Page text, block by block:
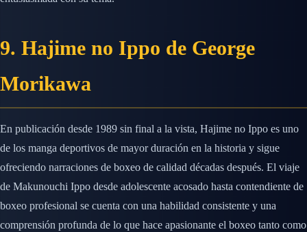
9. Hajime no Ippo de George
Morikawa
En publicación desde 1989 sin final a la vista, Hajime no Ippo es uno
de los manga deportivos de mayor duración en la historia y sigue
ofreciendo narraciones de boxeo de calidad décadas después. El viaje
de Makunouchi Ippo desde adolescente acosado hasta contendiente de
boxeo profesional se cuenta con una habilidad consistente y una
comprensión profunda de lo que hace apasionante el boxeo tanto como